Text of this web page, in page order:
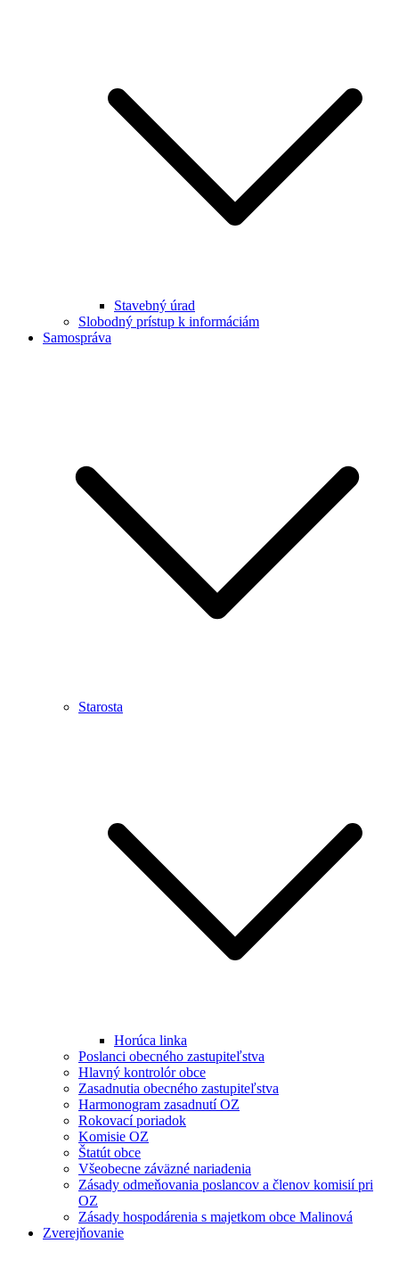
Stavebný úrad
Slobodný prístup k informáciám
Samospráva
Starosta
Horúca linka
Poslanci obecného zastupiteľstva
Hlavný kontrolór obce
Zasadnutia obecného zastupiteľstva
Harmonogram zasadnutí OZ
Rokovací poriadok
Komisie OZ
Štatút obce
Všeobecne záväzné nariadenia
Zásady odmeňovania poslancov a členov komisií pri
OZ
Zásady hospodárenia s majetkom obce Malinová
Zverejňovanie